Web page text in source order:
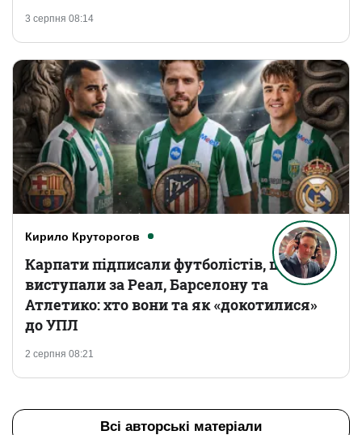
3 серпня 08:14
Кирило Круторогов
2 серпня 08:21
Карпати підписали футболістів, що
виступали за Реал, Барселону та
Атлетико: хто вони та як «докотилися»
до УПЛ
Всі авторські матеріали